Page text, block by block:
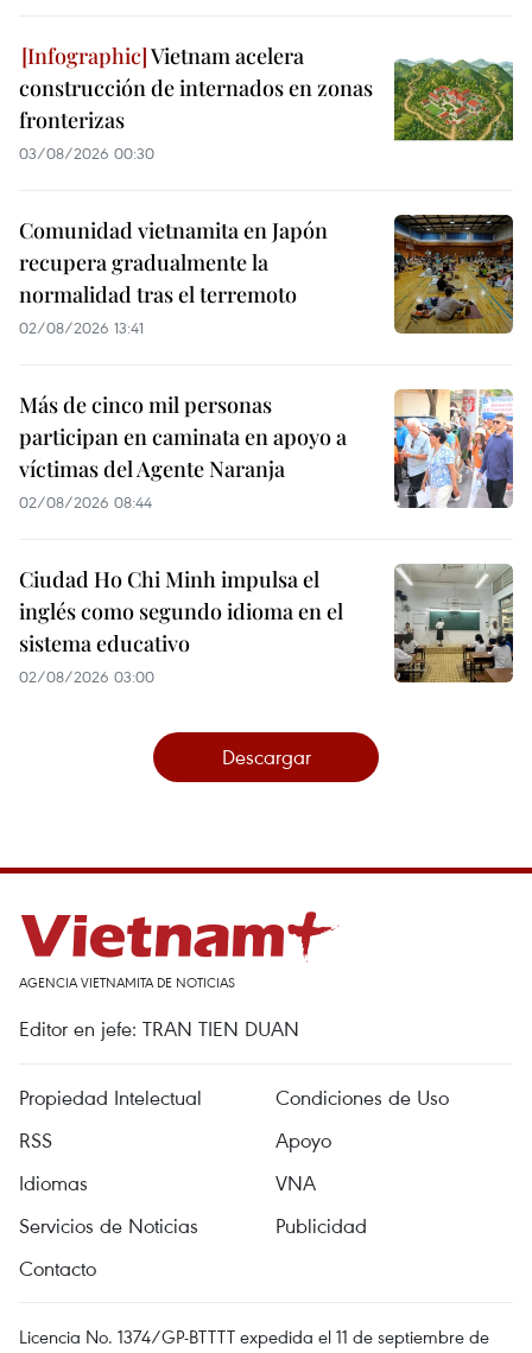
Vietnam acelera
construcción de internados en zonas
fronterizas
03/08/2026 00:30
Comunidad vietnamita en Japón
recupera gradualmente la
normalidad tras el terremoto
02/08/2026 13:41
Más de cinco mil personas
participan en caminata en apoyo a
víctimas del Agente Naranja
02/08/2026 08:44
Ciudad Ho Chi Minh impulsa el
inglés como segundo idioma en el
sistema educativo
02/08/2026 03:00
Descargar
AGENCIA VIETNAMITA DE NOTICIAS
Editor en jefe: TRAN TIEN DUAN
Propiedad Intelectual
Condiciones de Uso
RSS
Apoyo
Idiomas
VNA
Servicios de Noticias
Publicidad
Contacto
Licencia No. 1374/GP-BTTTT expedida el 11 de septiembre de